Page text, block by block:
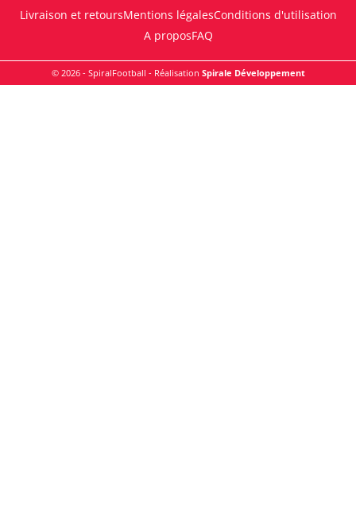
Livraison et retoursMentions légalesConditions d'utilisation
A proposFAQ
© 2026 - SpiralFootball - Réalisation Spirale Développement